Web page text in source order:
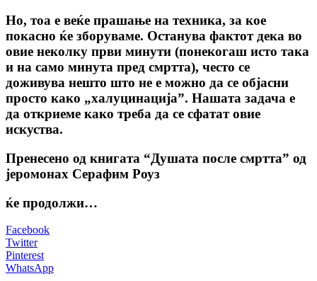
Но, тоа е веќе прашање на техника, за кое
покасно ќе зборуваме. Останува фактот дека во
овие неколку први минути (понекогаш исто така
и на само минута пред смртта), често се
доживува нешто што не е можно да се објасни
просто како „халуцинација”. Нашата задача е
да откриеме како треба да се сфатат овие
искуства.
Пренесено од книгата “Душата после смртта” од
јеромонах Серафим Роуз
ќе продолжи…
Facebook
Twitter
Pinterest
WhatsApp